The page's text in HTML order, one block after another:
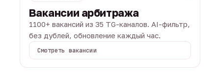
Вакансии арбитража
1100+ вакансий из 35 TG-каналов. AI-фильтр,
без дублей, обновление каждый час.
Смотреть вакансии